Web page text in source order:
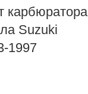
карбюратора
Suzuki
1997